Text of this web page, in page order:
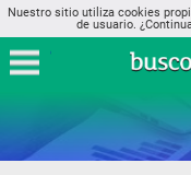
Nuestro sitio utiliza cookies
de usuario.